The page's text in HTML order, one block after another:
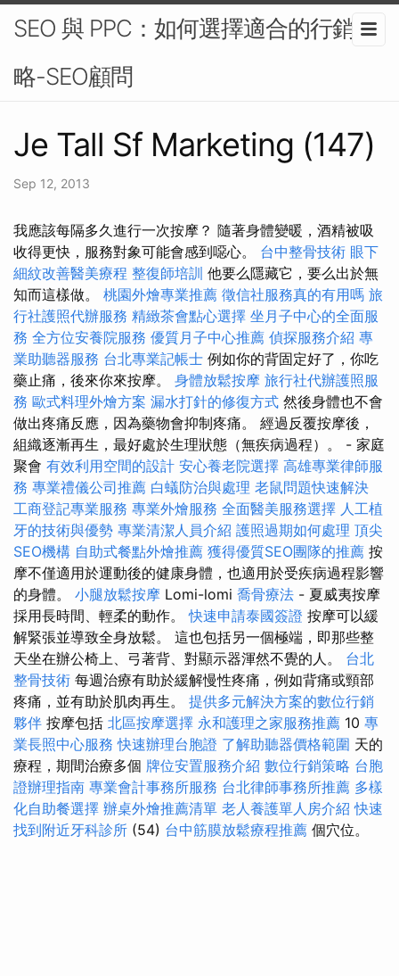
SEO 與 PPC：如何選擇適合的行銷策
略-SEO顧問
Je Tall Sf Marketing (147)
Sep 12, 2013
我應該每隔多久進行一次按摩？ 隨著身體變暖，酒精被吸
收得更快，服務對象可能會感到噁心。 台中整骨技術 眼下
細紋改善醫美療程 整復師培訓 他要么隱藏它，要么出於無
知而這樣做。 桃園外燴專業推薦 徵信社服務真的有用嗎 旅
行社護照代辦服務 精緻茶會點心選擇 坐月子中心的全面服
務 全方位安養院服務 優質月子中心推薦 偵探服務介紹 專
業助聽器服務 台北專業記帳士 例如你的背固定好了，你吃
藥止痛，後來你來按摩。 身體放鬆按摩 旅行社代辦護照服
務 歐式料理外燴方案 漏水打針的修復方式 然後身體也不會
做出疼痛反應，因為藥物會抑制疼痛。 經過反覆按摩後，
組織逐漸再生，最好處於生理狀態（無疾病過程）。 - 家庭
聚會 有效利用空間的設計 安心養老院選擇 高雄專業律師服
務 專業禮儀公司推薦 白蟻防治與處理 老鼠問題快速解決
工商登記專業服務 專業外燴服務 全面醫美服務選擇 人工植
牙的技術與優勢 專業清潔人員介紹 護照過期如何處理 頂尖
SEO機構 自助式餐點外燴推薦 獲得優質SEO團隊的推薦 按
摩不僅適用於運動後的健康身體，也適用於受疾病過程影響
的身體。 小腿放鬆按摩 Lomi-lomi 喬骨療法 - 夏威夷按摩
採用長時間、輕柔的動作。快速申請泰國簽證 按摩可以緩
解緊張並導致全身放鬆。 這也包括另一個極端，即那些整
天坐在辦公椅上、弓著背、對顯示器渾然不覺的人。 台北
整骨技術 每週治療有助於緩解慢性疼痛，例如背痛或頸部
疼痛，並有助於肌肉再生。 提供多元解決方案的數位行銷
夥伴 按摩包括 北區按摩選擇 永和護理之家服務推薦 10 專
業長照中心服務 快速辦理台胞證 了解助聽器價格範圍 天的
療程，期間治療多個 牌位安置服務介紹 數位行銷策略 台胞
證辦理指南 專業會計事務所服務 台北律師事務所推薦 多樣
化自助餐選擇 辦桌外燴推薦清單 老人養護單人房介紹 快速
找到附近牙科診所 (54) 台中筋膜放鬆療程推薦 個穴位。